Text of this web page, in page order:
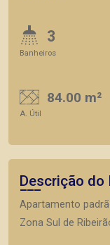
3
Banheiros
84.00 m²
A. Útil
Descrição do
Apartamento
Zona Sul de